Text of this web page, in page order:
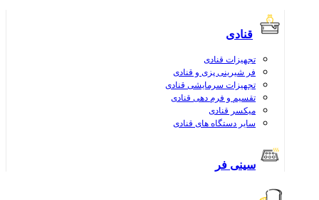
قنادی
تجهیزات قنادی
فر شیرینی پزی و قنادی
تجهیزات سرمایشی قنادی
تقسیم و فرم دهی قنادی
میکسر قنادی
سایر دستگاه های قنادی
سینی فر